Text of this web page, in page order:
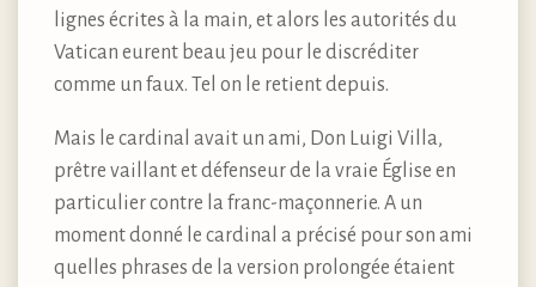
lignes écrites à la main, et alors les autorités du
Vatican eurent beau jeu pour le discréditer
comme un faux. Tel on le retient depuis.
Mais le cardinal avait un ami, Don Luigi Villa,
prêtre vaillant et défenseur de la vraie Église en
particulier contre la franc-maçonnerie. A un
moment donné le cardinal a précisé pour son ami
quelles phrases de la version prolongée étaient